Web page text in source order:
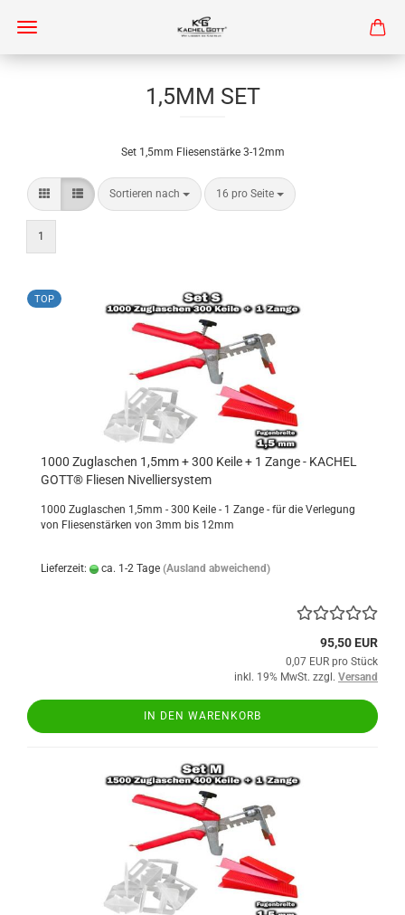
1,5MM SET
Set 1,5mm Fliesenstärke 3-12mm
Sortieren nach
Sortieren nach 16 pro Seite
pro Seite
1
TOP
1000 Zuglaschen 1,5mm + 300 Keile + 1 Zange - KACHEL
GOTT® Fliesen Nivelliersystem
1000 Zuglaschen 1,5mm - 300 Keile - 1 Zange - für die Verlegung
von Fliesenstärken von 3mm bis 12mm
Lieferzeit: ca. 1-2 Tage (Ausland abweichend)
95,50 EUR
0,07 EUR pro Stück
inkl. 19% MwSt. zzgl. Versand
IN DEN WARENKORB